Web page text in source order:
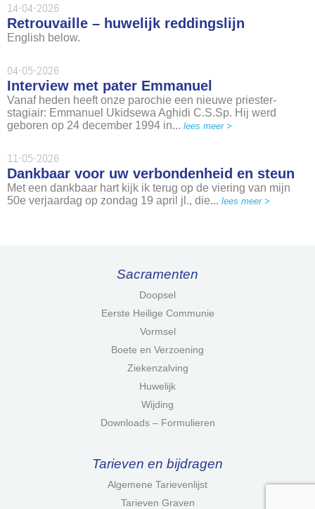
14-04-2026
Retrouvaille – huwelijk reddingslijn
English below.
04-05-2026
Interview met pater Emmanuel
Vanaf heden heeft onze parochie een nieuwe priester-
stagiair: Emmanuel Ukidsewa Aghidi C.S.Sp. Hij werd
geboren op 24 december 1994 in... lees meer >
11-05-2026
Dankbaar voor uw verbondenheid en steun
Met een dankbaar hart kijk ik terug op de viering van mijn
50e verjaardag op zondag 19 april jl., die... lees meer >
Sacramenten
Doopsel
Eerste Heilige Communie
Vormsel
Boete en Verzoening
Ziekenzalving
Huwelijk
Wijding
Downloads – Formulieren
Tarieven en bijdragen
Algemene Tarievenlijst
Tarieven Graven